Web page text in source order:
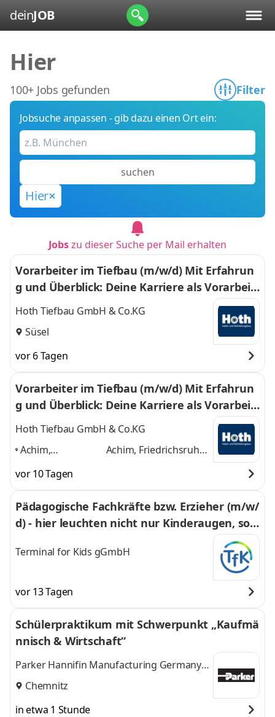
deinJOB
Hier
100+ Jobs gefunden Filter
Jobsuche anpassen - gib dazu einen Ort ein:
suchen
Hier
Jobszu dieser Suche per Mail erhalten
Vorarbeiter im Tiefbau (m/w/d) Mit Erfahrun
g und Überblick: Deine Karriere als Vorarbeit
er beginnt hier!
Hoth Tiefbau GmbH & Co.KG
Süsel
vor 6 Tagen
Vorarbeiter im Tiefbau (m/w/d) Mit Erfahrun
g und Überblick: Deine Karriere als Vorarbeit
er beginnt hier!
Hoth Tiefbau GmbH & Co.KG
Achim,
Parchim,
Lüneburg, Vastorf,
Süsel,
Achim, Friedrichsruhe
Süselund 3 weitere
vor 10 Tagen
Pädagogische Fachkräfte bzw. Erzieher (m/w/
d) - hier leuchten nicht nur Kinderaugen, son
Terminal for Kids gGmbH
vor 13 Tagen
Schülerpraktikum mit Schwerpunkt „Kaufmä
nnisch & Wirtschaft“
Parker Hannifin Manufacturing Germany
GmbH & Co. KG
Chemnitz
in etwa 1 Stunde